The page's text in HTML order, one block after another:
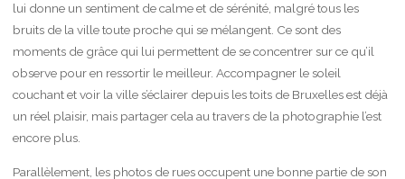
lui donne un sentiment de calme et de sérénité, malgré tous les
bruits de la ville toute proche qui se mélangent. Ce sont des
moments de grâce qui lui permettent de se concentrer sur ce qu’il
observe pour en ressortir le meilleur. Accompagner le soleil
couchant et voir la ville s’éclairer depuis les toits de Bruxelles est déjà
un réel plaisir, mais partager cela au travers de la photographie l’est
encore plus.
Parallèlement, les photos de rues occupent une bonne partie de son